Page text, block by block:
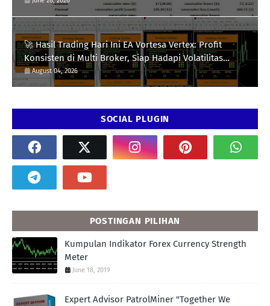
🚀 Hasil Trading Hari Ini EA Vortesa Vertex: Profit
Konsisten di Multi Broker, Siap Hadapi Volatilitas
XAUUSD
August 04, 2026
SOCIAL PLUGIN
POSTINGAN PILIHAN
Kumpulan Indikator Forex Currency Strength
Meter
June 18, 2019
Expert Advisor PatrolMiner "Together We